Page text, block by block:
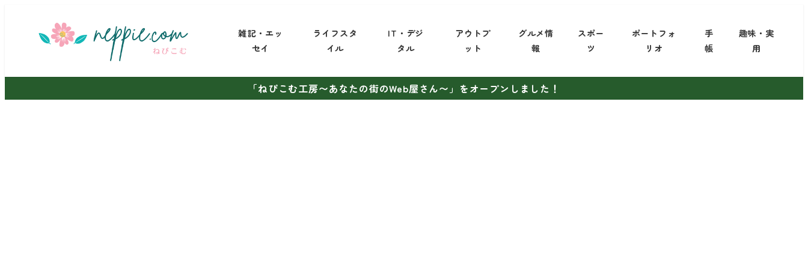
ン
テ
雑記・エッ
セイ
ライフスタ
イル
IT・デジ
タル
アウトプ
ット
グルメ情
報
スポー
ツ
ポートフォ
リオ
手
帳
趣味・実
用
「ねぴこむ工房〜あなたの街のWeb屋さん〜」をオープンしました！